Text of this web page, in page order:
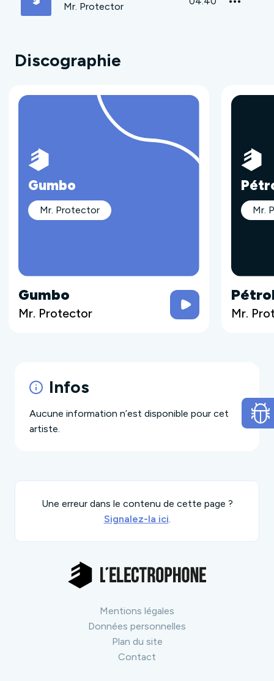
Mr. Protector
Discographie
Gumbo
Mr. Protector
Gumbo
Mr. Protector
Mr.
Mr.
Infos
Aucune information n’est disponible pour cet
artiste.
Une erreur dans le contenu de cette page ?
Signalez-la ici.
Mentions légales
Données personnelles
Plan du site
Contact